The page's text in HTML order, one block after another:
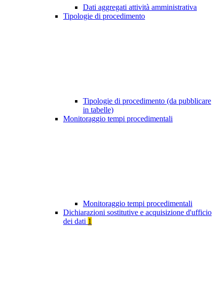
Dati aggregati attività amministrativa
Tipologie di procedimento
Tipologie di procedimento (da pubblicare
in tabelle)
Monitoraggio tempi procedimentali
Monitoraggio tempi procedimentali
Dichiarazioni sostitutive e acquisizione d'ufficio
dei dati 1